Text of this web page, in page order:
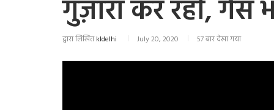
गुज़ारा कर रही, गैस
द्वारा लिखितkldelhi July 20, 2020 57 बार देखा गया